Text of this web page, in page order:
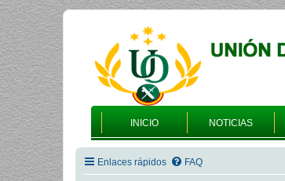
INICIO NOTICIAS
Enlaces rápidos FAQ